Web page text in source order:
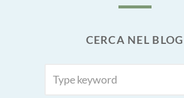
CERCA NEL BLOG
FOR: